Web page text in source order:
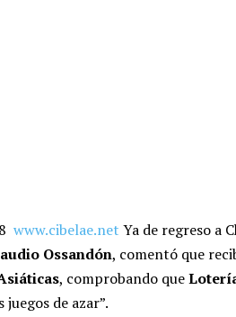
www.cibelae.net Ya de regreso a
Ossandón, comentó que
, comprobando que
de azar”.